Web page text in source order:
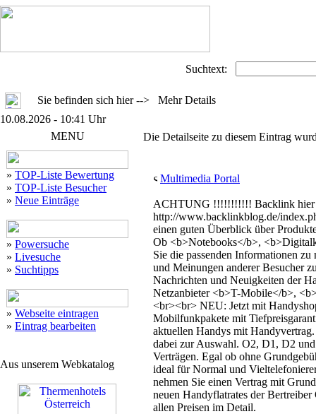
Suchtext:
Sie befinden sich hier --> Mehr Details
10.08.2026 - 10:41 Uhr
MENU
» TOP-Liste Bewertung
» TOP-Liste Besucher
» Neue Einträge
» Powersuche
» Livesuche
» Suchtipps
» Webseite eintragen
» Eintrag bearbeiten
Aus unserem Webkatalog
Die Detailseite zu diesem Eintrag
Multimedia Portal
ACHTUNG !!!!!!!!!!! Backlink hier
http://www.backlinkblog.de/
einen guten Überblick über
Ob <b>Notebooks</b>,
Sie die passenden Informationen
und Meinungen anderer Besucher
Nachrichten und Neuigkeiten der
Netzanbieter <b>T-Mobile</b>,
<br><br> NEU: Jetzt mit
Mobilfunkpakete mit
aktuellen Handys mit
dabei zur Auswahl. O2, D1, D2
Verträgen. Egal ob ohne
ideal für Normal und
nehmen Sie einen Vertrag mit
neuen Handyflatrates der
allen Preisen im Detail.